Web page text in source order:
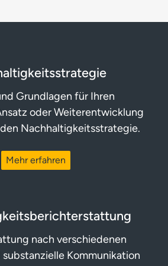
definiert.
Wettbewerber-
und Roadmap für
Jahre.
wenige Monate später kennt
präsentiert die
und
wesentlicher Themen.
Grundlagen für Ihren
oder Weiterentwicklung
Nachhaltigkeitsstrategie.
Mehr erfahren
nach verschiedenen
Kommunikation